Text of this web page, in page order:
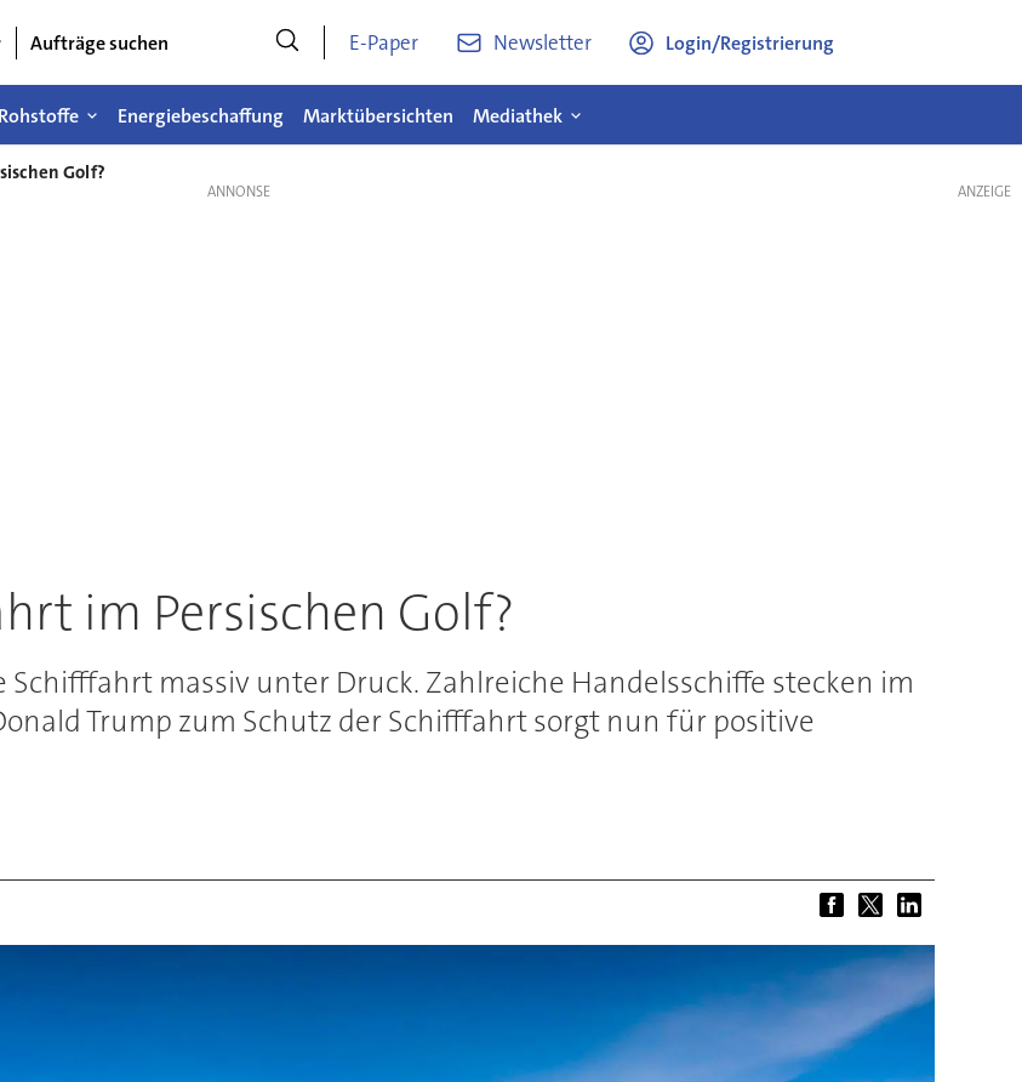
Aufträge suchen E-Paper Newsletter Login/Registrierung
Rohstoffe Energiebeschaffung Marktübersichten Mediathek
Golf?
im Persischen Golf?
massiv unter Druck. Zahlreiche Handelsschiffe stecken im
Trump zum Schutz der Schifffahrt sorgt nun für positive
ANZEIGE